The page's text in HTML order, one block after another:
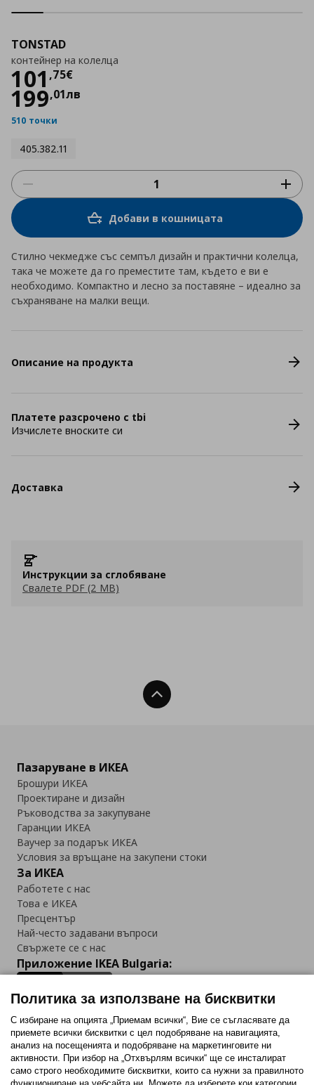
TONSTAD
контейнер на колелца
101 ,75€
Цена
199,01лв
510 точки
405.382.11
Добави в кошницата
Стилно чекмедже със семпъл дизайн и практични колелца,
така че можете да го преместите там, където е ви е
необходимо. Компактно и лесно за поставяне – идеално за
съхраняване на малки вещи.
Описание на продукта
Платете разсрочено с tbi
Изчислете вноските си
Доставка
Инструкции за сглобяване
Свалете PDF (2 MB)
Нагоре
Пазаруване в ИКЕА
Брошури ИКЕА
Проектиране и дизайн
Ръководства за закупуване
Гаранции ИКЕА
Ваучер за подарък ИКЕА
Условия за връщане на закупени стоки
За ИКЕА
Работете с нас
Това е ИКЕА
Пресцентър
Най-често задавани въпроси
Свържете се с нас
Приложение IKEA Bulgaria:
Последвайте ни:
FacebookTwitterYoutubePinterestInstagram
Политика за използване на бисквитки
С избиране на опцията „Приемам всички“, Вие се съгласявате да
приемете всички бисквитки с цел подобряване на навигацията,
анализ на посещенията и подобряване на маркетинговите ни
активности. При избор на „Отхвърлям всички“ ще се инсталират
само строго необходимитe бисквитки, които са нужни за правилното